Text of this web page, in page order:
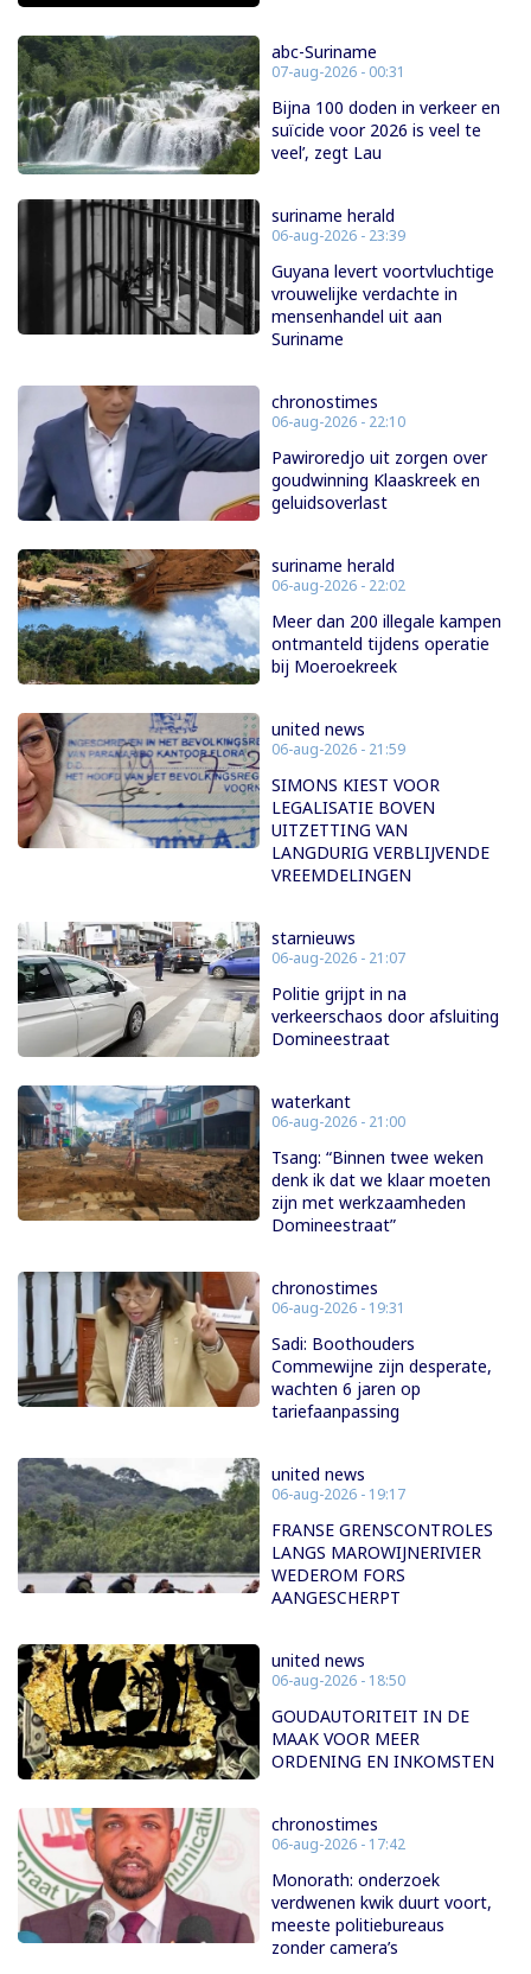
abc-Suriname
07-aug-2026 - 00:31
Bijna 100 doden in verkeer en
suïcide voor 2026 is veel te
veel’, zegt Lau
suriname herald
06-aug-2026 - 23:39
Guyana levert voortvluchtige
vrouwelijke verdachte in
mensenhandel uit aan
Suriname
chronostimes
06-aug-2026 - 22:10
Pawiroredjo uit zorgen over
goudwinning Klaaskreek en
geluidsoverlast
suriname herald
06-aug-2026 - 22:02
Meer dan 200 illegale kampen
ontmanteld tijdens operatie
bij Moeroekreek
united news
06-aug-2026 - 21:59
SIMONS KIEST VOOR
LEGALISATIE BOVEN
UITZETTING VAN
LANGDURIG VERBLIJVENDE
VREEMDELINGEN
starnieuws
06-aug-2026 - 21:07
Politie grijpt in na
verkeerschaos door afsluiting
Domineestraat
waterkant
06-aug-2026 - 21:00
Tsang: “Binnen twee weken
denk ik dat we klaar moeten
zijn met werkzaamheden
Domineestraat”
chronostimes
06-aug-2026 - 19:31
Sadi: Boothouders
Commewijne zijn desperate,
wachten 6 jaren op
tariefaanpassing
united news
06-aug-2026 - 19:17
FRANSE GRENSCONTROLES
LANGS MAROWIJNERIVIER
WEDEROM FORS
AANGESCHERPT
united news
06-aug-2026 - 18:50
GOUDAUTORITEIT IN DE
MAAK VOOR MEER
ORDENING EN INKOMSTEN
chronostimes
06-aug-2026 - 17:42
Monorath: onderzoek
verdwenen kwik duurt voort,
meeste politiebureaus
zonder camera’s